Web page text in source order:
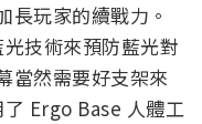
長玩家的續戰力。
技術來預防藍光對
當然需要好支架來
Ergo Base 人體工